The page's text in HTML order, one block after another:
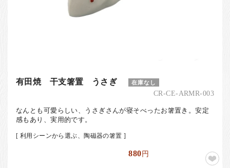
有田焼 干支箸置 うさぎ 在庫なし
CR-CE-ARMR-003
なんとも可愛らしい、うさぎさんが寝そべったお箸置き。安定
感もあり、実用的です。
[ 利用シーンから選ぶ、陶磁器の箸置 ]
880円